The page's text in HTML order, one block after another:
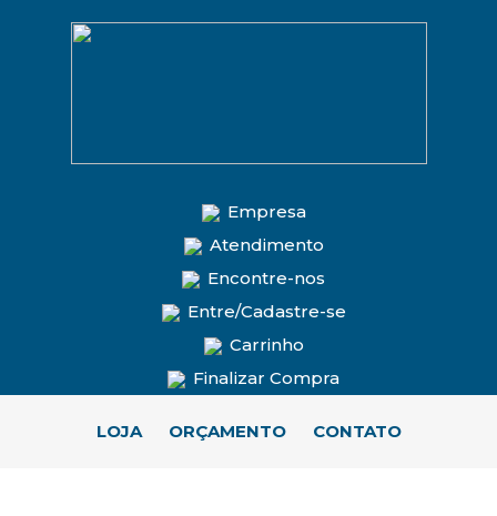
Empresa
Atendimento
Encontre-nos
Entre/Cadastre-se
Carrinho
Finalizar Compra
LOJA ORÇAMENTO CONTATO